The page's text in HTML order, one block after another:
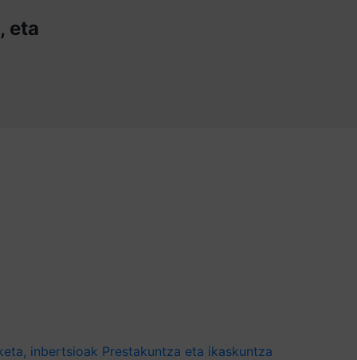
eta
inbertsioak Prestakuntza eta ikaskuntza